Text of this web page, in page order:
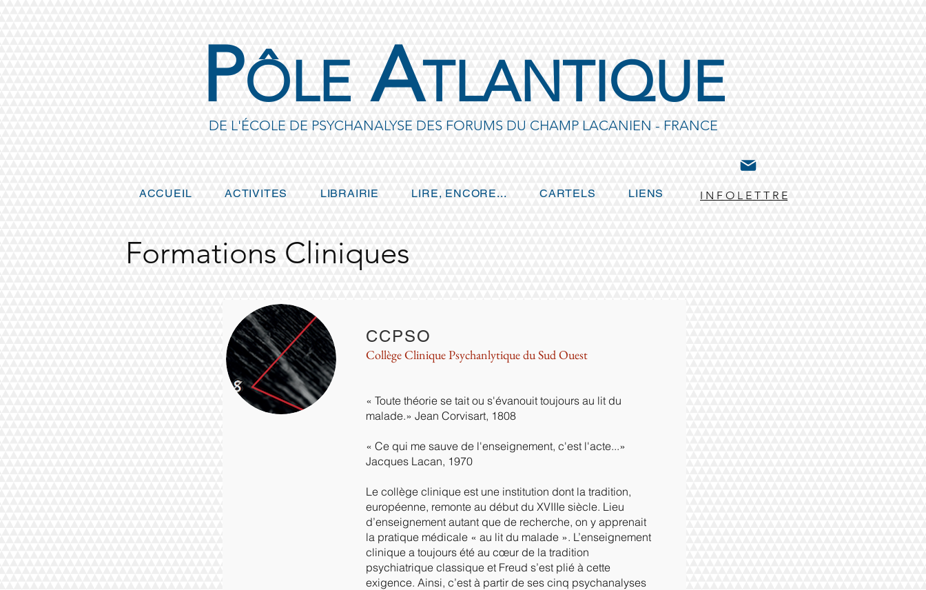
PÔLE ATLANTIQUE
DE L'ÉCOLE DE PSYCHANALYSE DES FORUMS DU CHAMP LACANIEN - FRANCE
I N F O L E T T R E
Formations Cliniques
CCPSO
Collège Clinique Psychanlytique du Sud Ouest
« Toute théorie se tait ou s'évanouit toujours au lit du
malade.» Jean Corvisart, 1808
« Ce qui me sauve de l'enseignement, c'est l'acte...»
Jacques Lacan, 1970
Le collège clinique est une institution dont la tradition,
européenne, remonte au début du XVIIIe siècle. Lieu
d’enseignement autant que de recherche, on y apprenait
la pratique médicale « au lit du malade ». L’enseignement
clinique a toujours été au cœur de la tradition
psychiatrique classique et Freud s’est plié à cette
exigence. Ainsi, c’est à partir de ses cinq psychanalyses
ACCUEIL ACTIVITES LIBRAIRIE LIRE, ENCORE... CARTELS LIENS